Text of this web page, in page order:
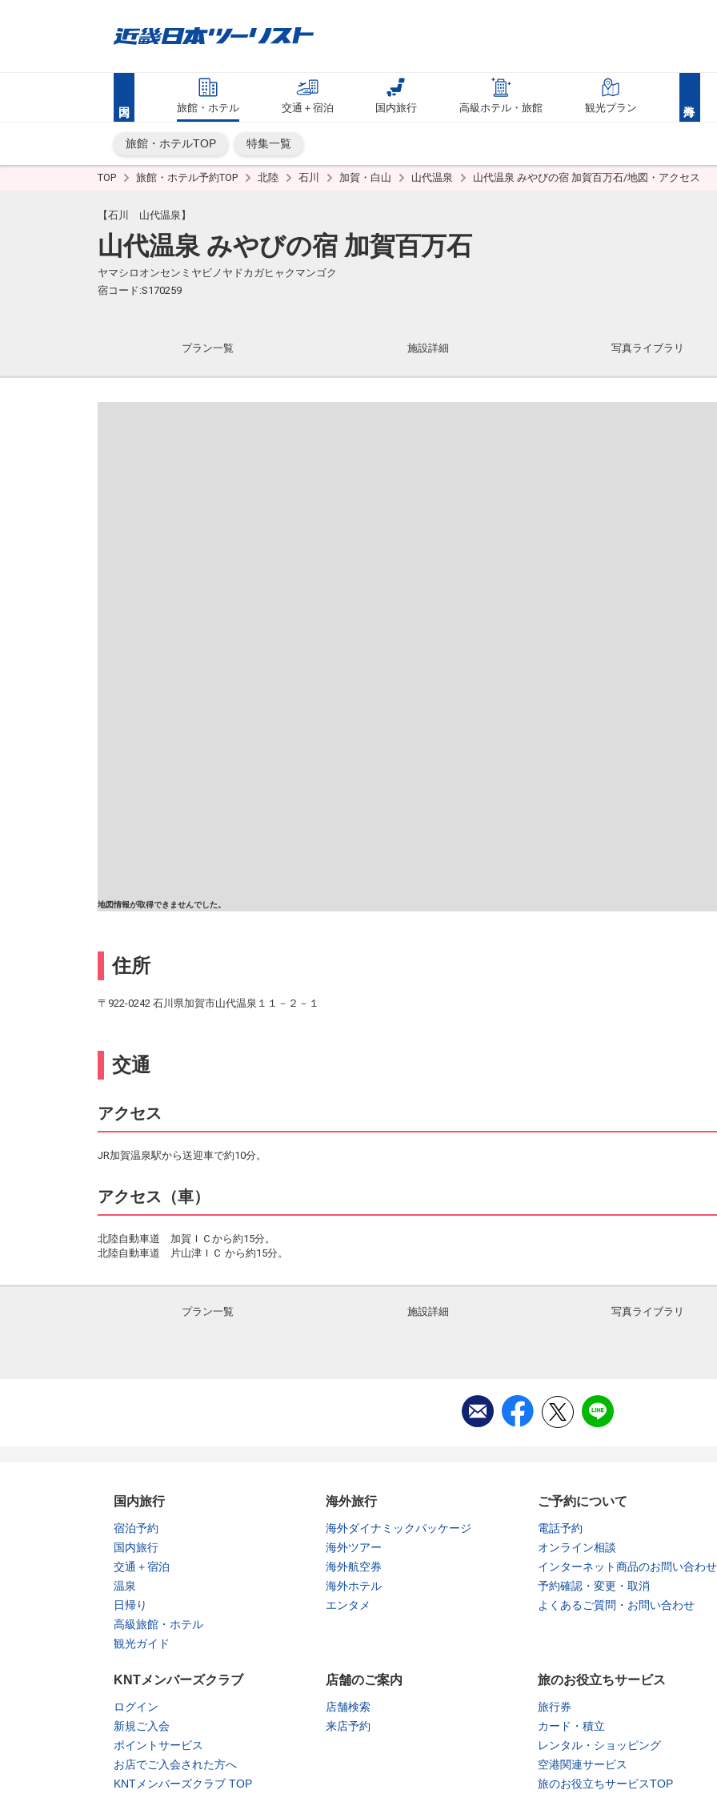
旅館・ホテル 交通＋宿泊 国内旅行 高級ホテル・旅館 観光プラン
旅館・ホテルTOP 特集一覧
TOP 旅館・ホテル予約TOP 北陸 石川 加賀・白山 山代温泉 山代温泉 みやびの宿 加賀百万石/地図・アクセス
【石川 山代温泉】
山代温泉 みやびの宿 加賀百万石
ヤマシロオンセンミヤビノヤドカガヒャクマンゴク
宿コード:S170259
プラン一覧 施設詳細 写真ライブラリ
地図情報が取得できませんでした。
住所
〒922-0242 石川県加賀市山代温泉１１－２－１
交通
アクセス
JR加賀温泉駅から送迎車で約10分。
アクセス（車）
北陸自動車道 加賀ＩＣから約15分。
北陸自動車道 片山津ＩＣ から約15分。
プラン一覧 施設詳細 写真ライブラリ
国内旅行
宿泊予約
国内旅行
交通＋宿泊
温泉
日帰り
高級旅館・ホテル
観光ガイド
海外旅行
海外ダイナミックパッケージ
海外ツアー
海外航空券
海外ホテル
エンタメ
ご予約について
電話予約
オンライン相談
インターネット商品のお問い合わせ
予約確認・変更・取消
よくあるご質問・お問い合わせ
KNTメンバーズクラブ
ログイン
新規ご入会
ポイントサービス
お店でご入会された方へ
KNTメンバーズクラブ TOP
店舗のご案内
店舗検索
来店予約
旅のお役立ちサービス
旅行券
カード・積立
レンタル・ショッピング
空港関連サービス
旅のお役立ちサービスTOP